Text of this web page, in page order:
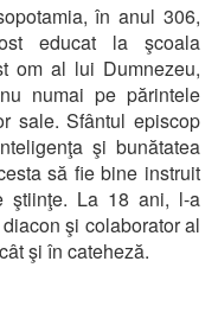
în anul 306,
educat la şcoala
om al lui Dumnezeu,
numai pe părintele
sale. Sfântul episcop
şi bunătatea
să fie bine instruit
ştiinţe. La 18 ani, l-a
şi colaborator al
şi în cateheză.